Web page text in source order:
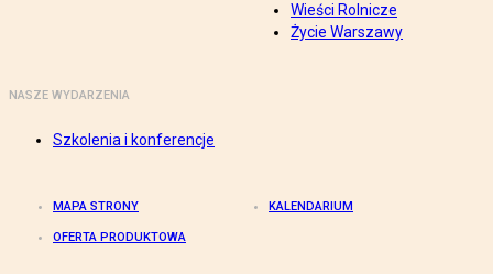
Wieści Rolnicze
Życie Warszawy
NASZE WYDARZENIA
Szkolenia i konferencje
MAPA STRONY KALENDARIUM
OFERTA PRODUKTOWA